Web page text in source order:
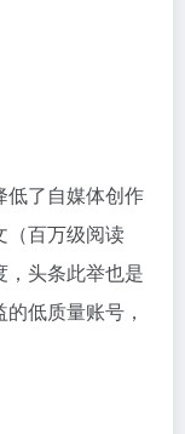
低了自媒体创作
（百万级阅读
头条此举也是
低质量账号，